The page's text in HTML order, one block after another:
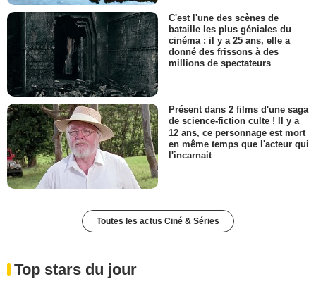
C'est l'une des scènes de
bataille les plus géniales du
cinéma : il y a 25 ans, elle a
donné des frissons à des
millions de spectateurs
Présent dans 2 films d'une saga
de science-fiction culte ! Il y a
12 ans, ce personnage est mort
en même temps que l'acteur qui
l'incarnait
Toutes les actus Ciné & Séries
Top stars du jour